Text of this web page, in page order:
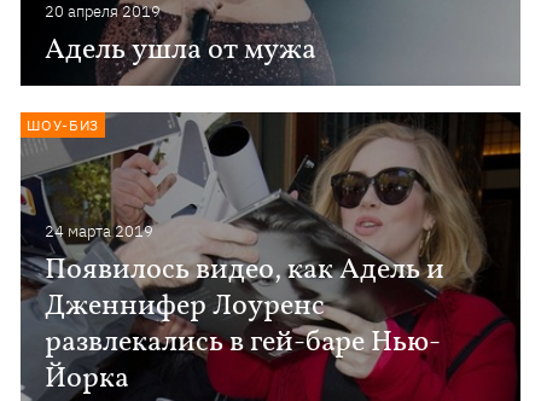
20 апреля 2019
Адель ушла от мужа
24 марта 2019
Появилось видео, как Адель и
Дженнифер Лоуренс
развлекались в гей-баре Нью-
Йорка
ШОУ-БИЗ